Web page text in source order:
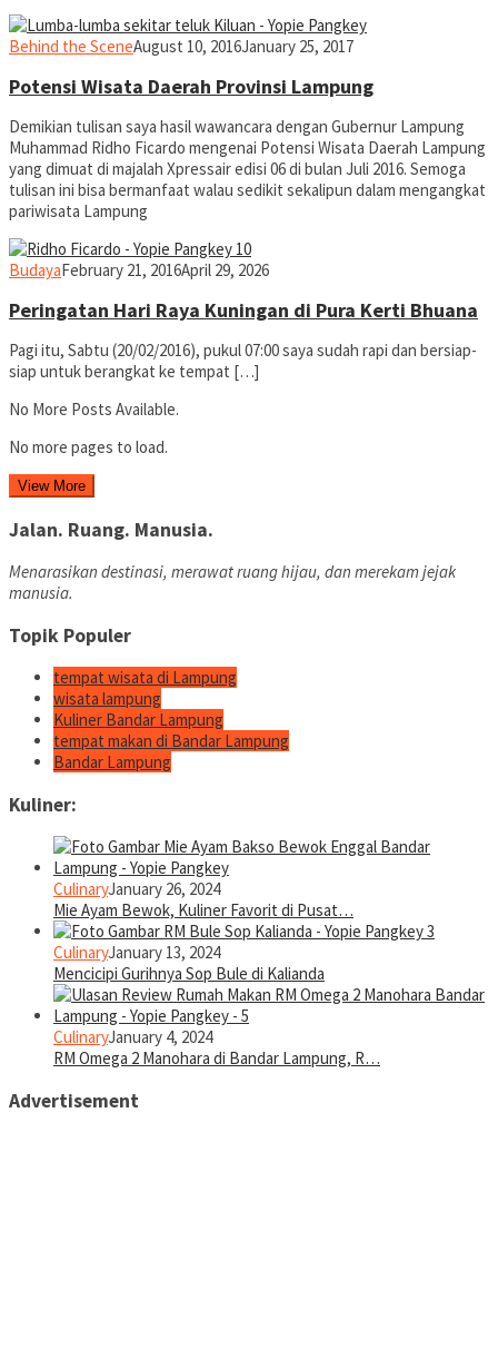
Behind the Sceneyopiefranz
August 10, 2016January 25, 2017
Potensi Wisata Daerah Provinsi Lampung
Demikian tulisan saya hasil wawancara dengan Gubernur Lampung
Muhammad Ridho Ficardo mengenai Potensi Wisata Daerah Lampung
yang dimuat di majalah Xpressair edisi 06 di bulan Juli 2016. Semoga
tulisan ini bisa bermanfaat walau sedikit sekalipun dalam mengangkat
pariwisata Lampung
Budayayopiefranz
February 21, 2016April 29, 2026
Peringatan Hari Raya Kuningan di Pura Kerti Bhuana
Pagi itu, Sabtu (20/02/2016), pukul 07:00 saya sudah rapi dan bersiap-
siap untuk berangkat ke tempat […]
No More Posts Available.
No more pages to load.
View More
Jalan. Ruang. Manusia.
Menarasikan destinasi, merawat ruang hijau, dan merekam jejak
manusia.
Topik Populer
tempat wisata di Lampung
wisata lampung
Kuliner Bandar Lampung
tempat makan di Bandar Lampung
Bandar Lampung
Kuliner:
CulinaryJanuary 26, 2024
Mie Ayam Bewok, Kuliner Favorit di Pusat…
CulinaryJanuary 13, 2024
Mencicipi Gurihnya Sop Bule di Kalianda
CulinaryJanuary 4, 2024
RM Omega 2 Manohara di Bandar Lampung, R…
Advertisement